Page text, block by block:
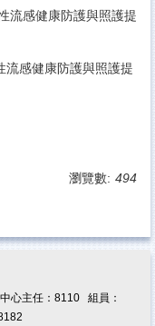
流感健康防護與照護提
感健康防護與照護提
瀏覽數: 494
心主任：8110 組員：